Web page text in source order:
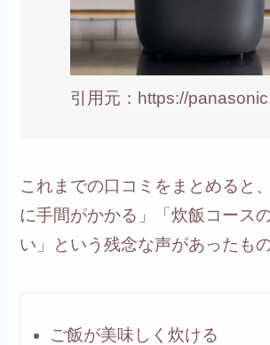
引用元：https://
これまでの口コミをまとめると
に手間がかかる」「炊飯コース
い」という残念な声があったもの
ご飯が美味しく炊ける